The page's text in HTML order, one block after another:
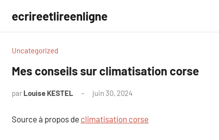
contenu
ecrireetlireenligne
Uncategorized
Mes conseils sur climatisation corse
par Louise KESTEL juin 30, 2024
Source à propos de climatisation corse